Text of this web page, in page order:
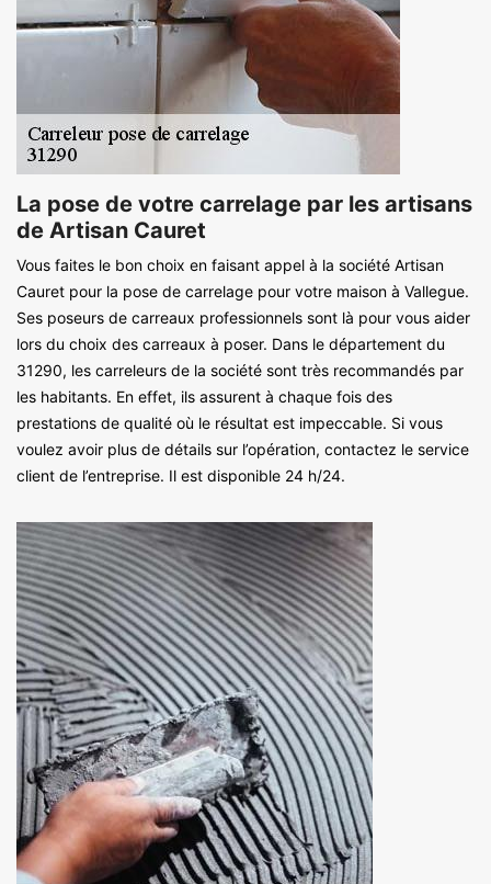
La pose de votre carrelage par les artisans
de Artisan Cauret
Vous faites le bon choix en faisant appel à la société Artisan
Cauret pour la pose de carrelage pour votre maison à Vallegue.
Ses poseurs de carreaux professionnels sont là pour vous aider
lors du choix des carreaux à poser. Dans le département du
31290, les carreleurs de la société sont très recommandés par
les habitants. En effet, ils assurent à chaque fois des
prestations de qualité où le résultat est impeccable. Si vous
voulez avoir plus de détails sur l’opération, contactez le service
client de l’entreprise. Il est disponible 24 h/24.